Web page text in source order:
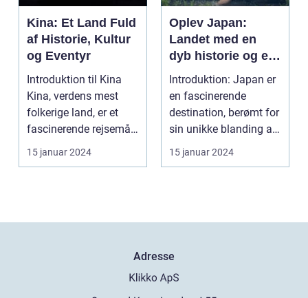
Kina: Et Land Fuld
af Historie, Kultur
og Eventyr
Introduktion til Kina
Kina, verdens mest
folkerige land, er et
fascinerende rejsemål
for rejsende o...
15 januar 2024
Oplev Japan:
Landet med en
dyb historie og en
enestående kultur
Introduktion: Japan er
en fascinerende
destination, berømt for
sin unikke blanding af
tradition og i...
15 januar 2024
Adresse